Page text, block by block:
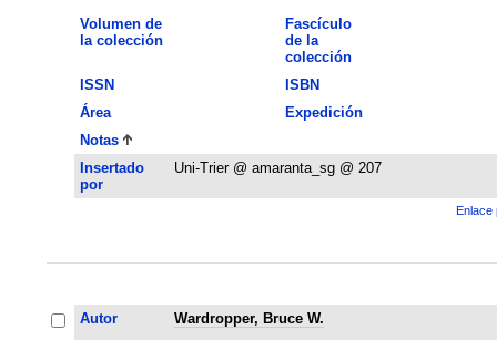
Volumen de
la colección
Fascículo
de la
colección
ISSN
ISBN
Área
Expedición
Notas
Insertado
por
Uni-Trier @ amaranta_sg @ 207
Enlace
Autor
Wardropper, Bruce W.